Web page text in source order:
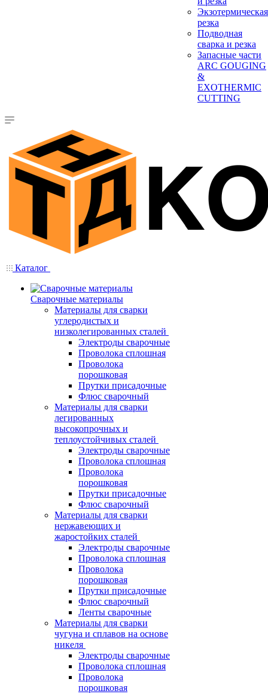
Экзотермическая
резка
Подводная
сварка и резка
Запасные части
ARC GOUGING
&
EXOTHERMIC
CUTTING
Каталог
Сварочные материалы
Материалы для сварки
углеродистых и
низколегированных сталей
Электроды сварочные
Проволока сплошная
Проволока
порошковая
Прутки присадочные
Флюс сварочный
Материалы для сварки
легированных
высокопрочных и
теплоустойчивых сталей
Электроды сварочные
Проволока сплошная
Проволока
порошковая
Прутки присадочные
Флюс сварочный
Материалы для сварки
нержавеющих и
жаростойких сталей
Электроды сварочные
Проволока сплошная
Проволока
порошковая
Прутки присадочные
Флюс сварочный
Ленты сварочные
Материалы для сварки
чугуна и сплавов на основе
никеля
Электроды сварочные
Проволока сплошная
Проволока
порошковая